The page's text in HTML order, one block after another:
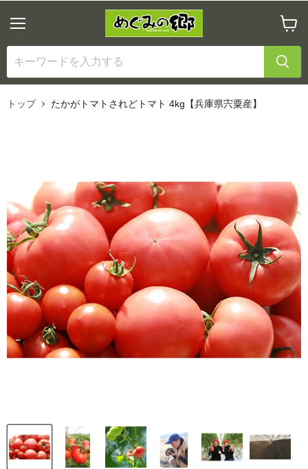
ニ
ュ
ー
ー
ト
を
見
トップ
たかがトマトされどトマト 4kg【兵庫県宍粟産】